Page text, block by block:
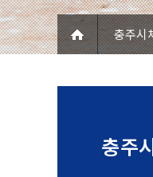
조직기구표
임원현황
사무국직원현황
충주시
충주